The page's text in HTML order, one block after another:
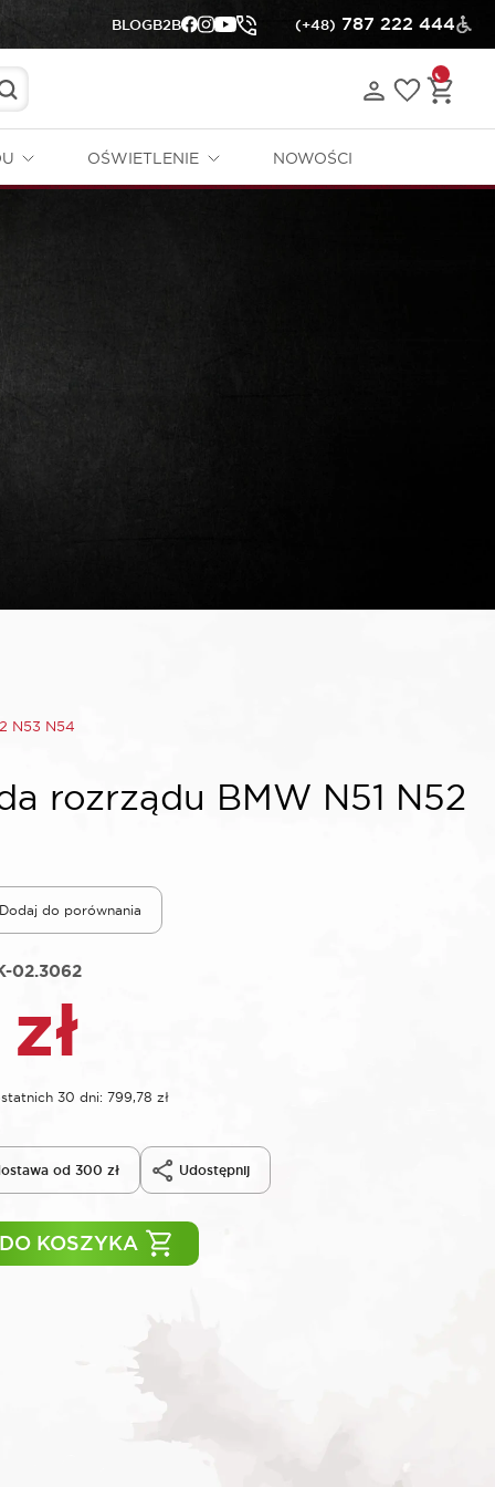
BLOGB2B (+48) 787 222 444
OŚWIETLENIE NOWOŚCI
N53 N54
rozrządu BMW N51 N52
Dodaj do porównania
02.3062
zł
30 dni: 799,78 zł
od 300 zł Udostępnij
KOSZYKA